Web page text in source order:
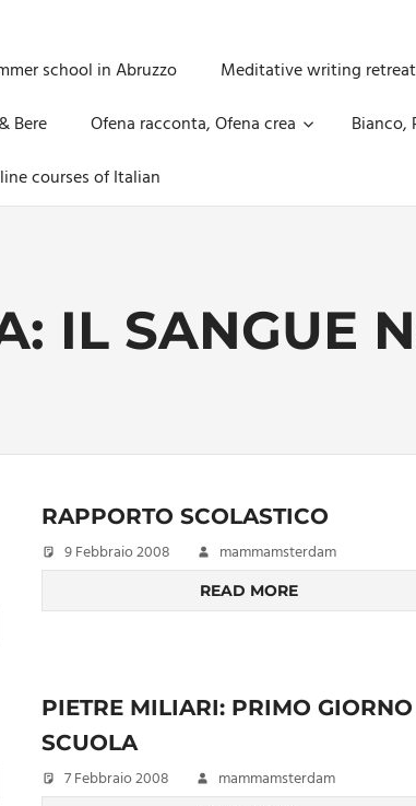
school in Abruzzo Meditative writing
Bere Ofena racconta, Ofena crea
Bianco,
courses of Italian
IL SANGUE
RAPPORTO SCOLASTICO
9 Febbraio 2008 mammamsterdam
READ MORE
PIETRE MILIARI: PRIMO
SCUOLA
7 Febbraio 2008 mammamsterdam